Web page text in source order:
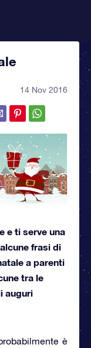
14 Nov 2016
e ti serve una
frasi di
a parenti
tra le
auguri
è